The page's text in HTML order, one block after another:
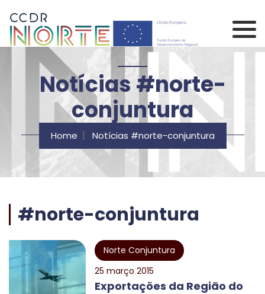
Comissão de
Notícias #norte-
conjuntura
Home Notícias #norte-conjuntura
#norte-conjuntura
Norte Conjuntura
25 março 2015
Exportações da Região do